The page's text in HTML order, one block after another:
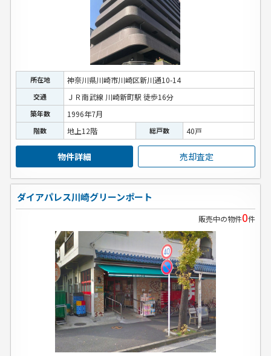
所在地 神奈川県川崎市川崎区新川通10-14
交通 ＪＲ南武線 川崎新町駅 徒歩16分
築年数 1996年7月
階数 地上12階 総戸数 40戸
物件詳細 売却査定
ダイアパレス川崎グリーンポート
販売中の物件0件